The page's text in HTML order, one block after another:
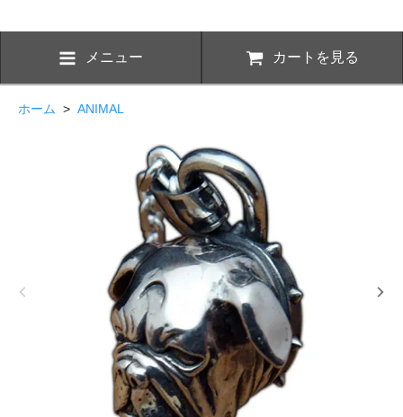
メニュー カートを見る
ホーム > ANIMAL